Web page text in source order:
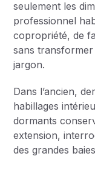
seulement les
professionnel
copropriété, de
sans
jargon.
Dans l’ancien,
habillages
dormants
extension,
des grandes